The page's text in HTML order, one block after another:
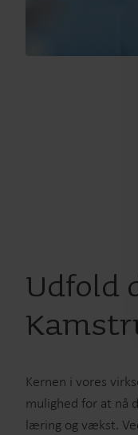
Udfold
Kernen i vores
mulighed for at nå
læring og vækst.